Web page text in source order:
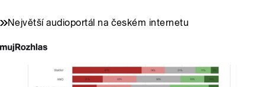
Největší audioportál na českém internetu